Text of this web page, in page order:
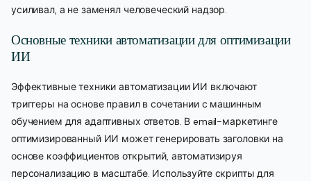
усиливал, а не заменял человеческий надзор.
Основные техники автоматизации для оптимизации
ИИ
Эффективные техники автоматизации ИИ включают
триггеры на основе правил в сочетании с машинным
обучением для адаптивных ответов. В email-маркетинге
оптимизированный ИИ может генерировать заголовки на
основе коэффициентов открытий, автоматизируя
персонализацию в масштабе. Используйте скрипты для